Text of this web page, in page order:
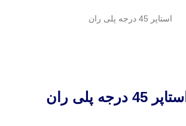
استاپر 45 درجه پلی ران
پلی ران